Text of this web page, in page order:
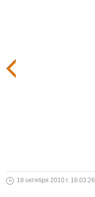
18 октября 2010 г. 16:03:26